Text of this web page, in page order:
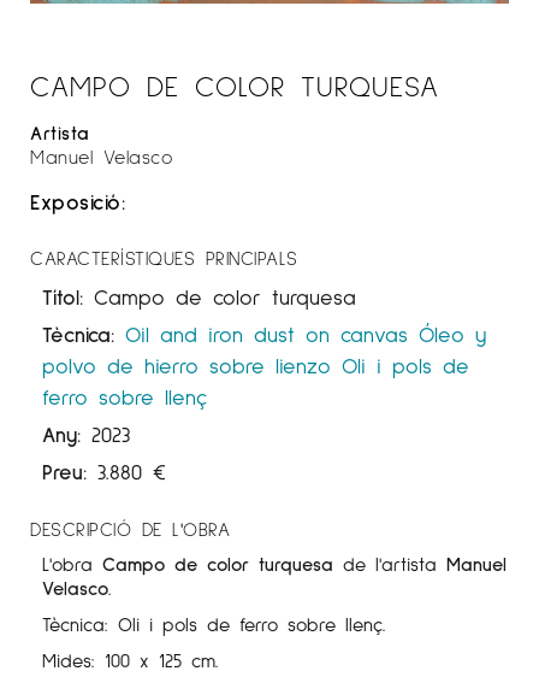
CAMPO DE COLOR TURQUESA
Artista
Manuel Velasco
Exposició:
CARACTERÍSTIQUES PRINCIPALS
Títol: Campo de color turquesa
Tècnica: Oil and iron dust on canvas Óleo y
polvo de hierro sobre lienzo Oli i pols de
ferro sobre llenç
Any: 2023
Preu: 3.880 €
DESCRIPCIÓ DE L'OBRA
L'obra Campo de color turquesa de l'artista Manuel
Velasco.
Tècnica: Oli i pols de ferro sobre llenç.
Mides: 100 x 125 cm.